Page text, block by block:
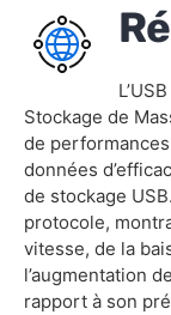
Stockage de
de
données
de stockage
protocole,
vitesse, de la
l’augmentation
rapport à son